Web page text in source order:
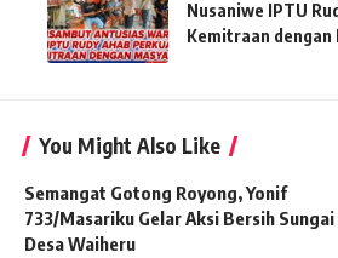
Nusaniwe IPTU
Kemitraan dengan
You Might Also Like
Semangat Gotong Royong, Yonif
733/Masariku Gelar Aksi Bersih
Desa Waiheru